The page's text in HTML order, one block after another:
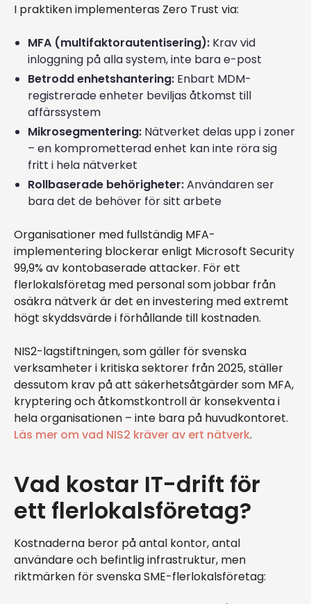
I praktiken implementeras Zero Trust via:
MFA (multifaktorautentisering): Krav vid
inloggning på alla system, inte bara e-post
Betrodd enhetshantering: Enbart MDM-
registrerade enheter beviljas åtkomst till
affärssystem
Mikrosegmentering: Nätverket delas upp i zoner
– en komprometterad enhet kan inte röra sig
fritt i hela nätverket
Rollbaserade behörigheter:Användaren ser
bara det de behöver för sitt arbete
Organisationer med fullständig MFA-
implementering blockerar enligt Microsoft Security
99,9% av kontobaserade attacker. För ett
flerlokalsföretag med personal som jobbar från
osäkra nätverk är det en investering med extremt
högt skyddsvärde i förhållande till kostnaden.
NIS2-lagstiftningen, som gäller för svenska
verksamheter i kritiska sektorer från 2025, ställer
dessutom krav på att säkerhetsåtgärder som MFA,
kryptering och åtkomstkontroll är konsekventa i
hela organisationen – inte bara på huvudkontoret.
Läs mer om vad NIS2 kräver av ert nätverk.
Vad kostar IT-drift för
ett flerlokalsföretag?
Kostnaderna beror på antal kontor, antal
användare och befintlig infrastruktur, men
riktmärken för svenska SME-flerlokalsföretag: